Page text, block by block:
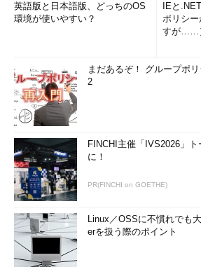
英語版と日本語版、どっちのOS
環境が使いやすい？
IEと
ポリシ
すが……
まだあるぞ！ グループポリ
2
FINCHI主催「IVS2026」
に！
PR(FINCHI on GOETHE)
Linux／OSSに不慣れでも
erを扱う際のポイント